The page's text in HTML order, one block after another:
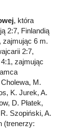
, która
2:7, Finlandią
zajmując 6 m.
2:7,
zajmując
M.
K. Jurek, A.
D. Płatek,
Szopiński, A.
(trenerzy: